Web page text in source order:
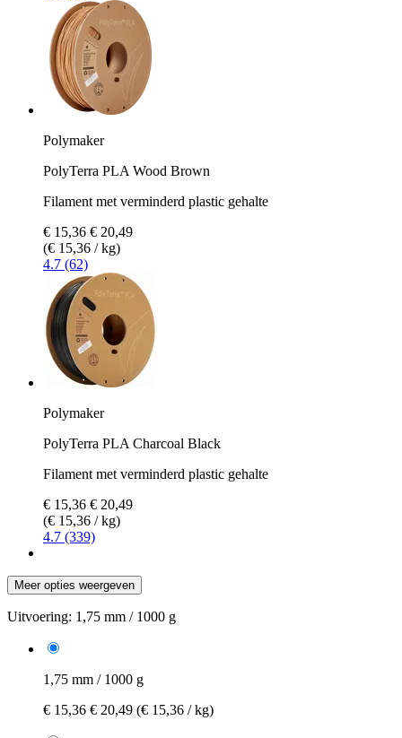
Polymaker
PolyTerra PLA Wood Brown
Filament met verminderd plastic gehalte
€ 15,36 € 20,49
(€ 15,36 / kg)
4.7 (62)
Polymaker
PolyTerra PLA Charcoal Black
Filament met verminderd plastic gehalte
€ 15,36 € 20,49
(€ 15,36 / kg)
4.7 (339)
Meer opties weergeven
Uitvoering: 1,75 mm / 1000 g
1,75 mm / 1000 g
€ 15,36 € 20,49 (€ 15,36 / kg)